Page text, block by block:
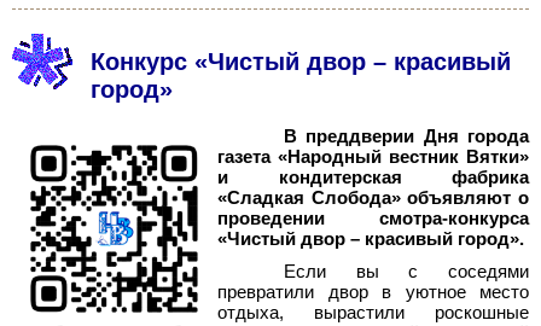
Конкурс «Чистый двор – красивый
город»
В преддверии Дня города
газета «Народный вестник Вятки»
и кондитерская фабрика
«Сладкая Слобода» объявляют о
проведении смотра-конкурса
«Чистый двор – красивый город».
Если вы с соседями
превратили двор в уютное место
отдыха, вырастили роскошные